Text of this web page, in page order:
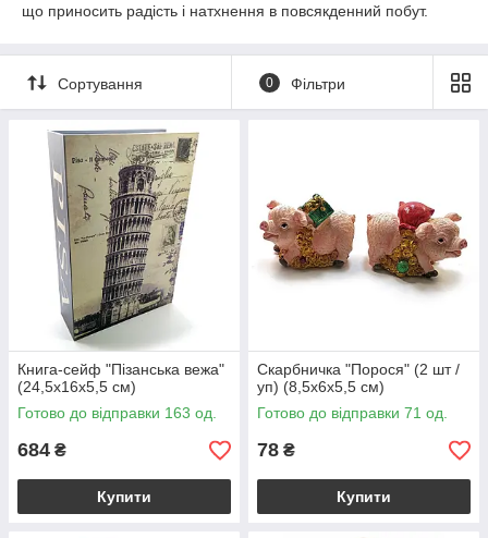
що приносить радість і натхнення в повсякденний побут.
Сортування 0 Фільтри
Книга-сейф "Пізанська вежа"
(24,5х16х5,5 см)
Готово до відправки 163 од.
684 ₴
Купити
Скарбничка "Порося" (2 шт /
уп) (8,5х6х5,5 см)
Готово до відправки 71 од.
78 ₴
Купити